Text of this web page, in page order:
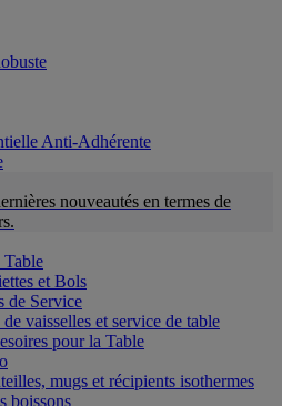
Anti-Adhérente
nouveautés en termes de
Table
et Bols
de Service
de vaisselles et service de table
pour la Table
mugs et récipients isothermes
boissons